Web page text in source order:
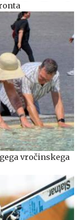
vročinskega